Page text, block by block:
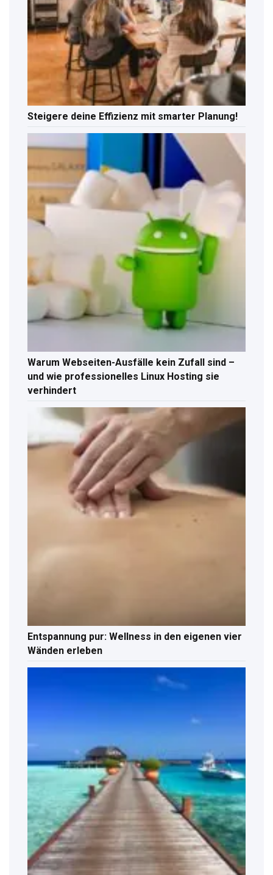
Steigere deine Effizienz mit smarter Planung!
Warum Webseiten-Ausfälle kein Zufall sind –
und wie professionelles Linux Hosting sie
verhindert
Entspannung pur: Wellness in den eigenen vier
Wänden erleben